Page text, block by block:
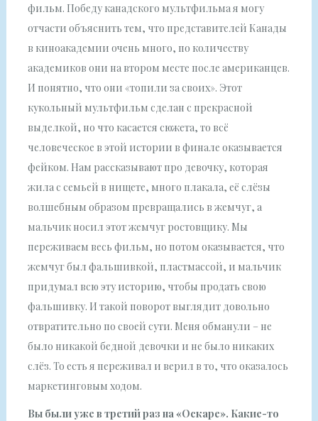
фильм. Победу канадского мультфильма я могу
отчасти объяснить тем, что представителей Канады
в киноакадемии очень много, по количеству
академиков они на втором месте после американцев.
И понятно, что они «топили за своих». Этот
кукольный мультфильм сделан с прекрасной
выделкой, но что касается сюжета, то всё
человеческое в этой истории в финале оказывается
фейком. Нам рассказывают про девочку, которая
жила с семьей в нищете, много плакала, её слёзы
волшебным образом превращались в жемчуг, а
мальчик носил этот жемчуг ростовщику. Мы
переживаем весь фильм, но потом оказывается, что
жемчуг был фальшивкой, пластмассой, и мальчик
придумал всю эту историю, чтобы продать свою
фальшивку. И такой поворот выглядит довольно
отвратительно по своей сути. Меня обманули – не
было никакой бедной девочки и не было никаких
слёз. То есть я переживал и верил в то, что оказалось
маркетинговым ходом.
Вы были уже в третий раз на «Оскаре». Какие-то